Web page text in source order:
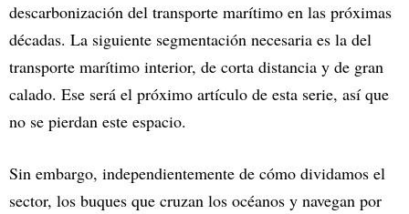
descarbonización del transporte marítimo en las próximas
décadas. La siguiente segmentación necesaria es la del
transporte marítimo interior, de corta distancia y de gran
calado. Ese será el próximo artículo de esta serie, así que
no se pierdan este espacio.
Sin embargo, independientemente de cómo dividamos el
sector, los buques que cruzan los océanos y navegan por